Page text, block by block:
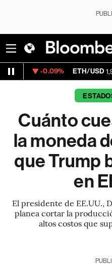
ETH/USD 1,905.92 -
Cuánto
la moneda
que Trump
en
El presidente de EE.UU.,
planea cortar la
altos costos que